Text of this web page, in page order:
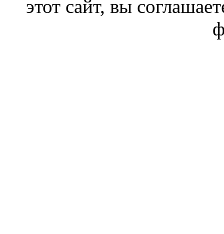
этот сайт, вы